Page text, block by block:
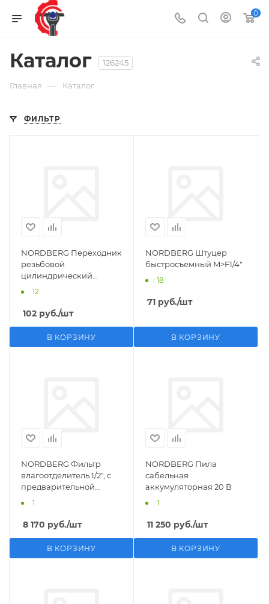
0
Каталог 126245
Главная — Каталог
ФИЛЬТР
NORDBERG Переходник
резьбовой
цилиндрический
M1/2">F1/4"
: 12
102 руб./шт
В КОРЗИНУ
NORDBERG Штуцер
быстросъемный M>F1/4"
: 18
71 руб./шт
В КОРЗИНУ
NORDBERG Фильтр
влагоотделитель 1/2", с
предварительной
фильтрацией
: 1
8 170 руб./шт
В КОРЗИНУ
NORDBERG Пила
сабельная
аккумуляторная 20 В
: 1
11 250 руб./шт
В КОРЗИНУ